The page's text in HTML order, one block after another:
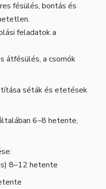
fésülés, bontás és
feladatok a
átfésülés, a csomók
séták és etetések
6–8 hetente,
8–12 hetente